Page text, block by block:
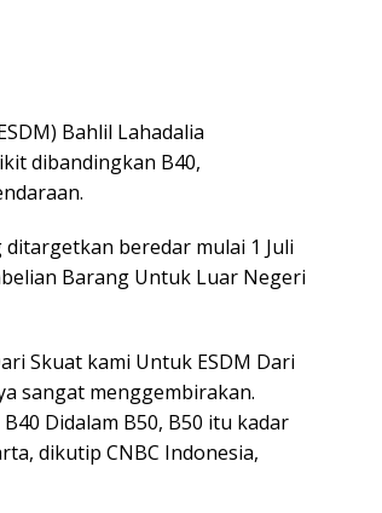
Bahlil Lahadalia
dibandingkan B40,
beredar mulai 1 Juli
Barang Untuk Luar Negeri
Skuat kami Untuk ESDM Dari
sangat menggembirakan.
Didalam B50, B50 itu kadar
dikutip CNBC Indonesia,